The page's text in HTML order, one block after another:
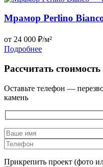
Мрамор Perlino
от 24 000 ₽/м²
Подробнее
Рассчитать
Оставьте телефон —
камень
Прикрепить проект (фото